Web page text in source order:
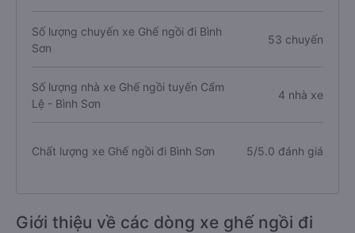
Số lượng chuyến xe Ghế ngồi đi Bình
Sơn
53 chuyến
Số lượng nhà xe Ghế ngồi tuyến Cẩm
Lệ - Bình Sơn
4 nhà xe
Chất lượng xe Ghế ngồi đi Bình Sơn 5/5.0 đánh giá
Giới thiệu về các dòng xe ghế ngồi đi